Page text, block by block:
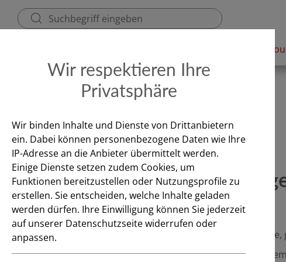
Dermasence
Vitop forte
Milliliter
Sanfte Augenpflege für
Die parfümfreie
Wir respektieren Ihre
Privatsphäre
Wir binden Inhalte und Dienste von Drittanbietern
ein. Dabei können personenbezogene Daten wie Ihre
IP-Adresse an die Anbieter übermittelt werden.
Einige Dienste setzen zudem Cookies, um
Funktionen bereitzustellen oder Nutzungsprofile zu
erstellen. Sie entscheiden, welche Inhalte geladen
werden dürfen. Ihre Einwilligung können Sie jederzeit
auf unserer Datenschutzseite widerrufen oder
anpassen.